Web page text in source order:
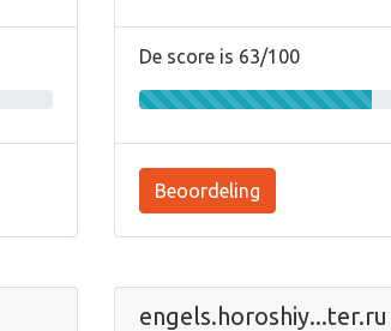
De score is 63/100
Beoordeling
engels.horoshiy...ter.ru